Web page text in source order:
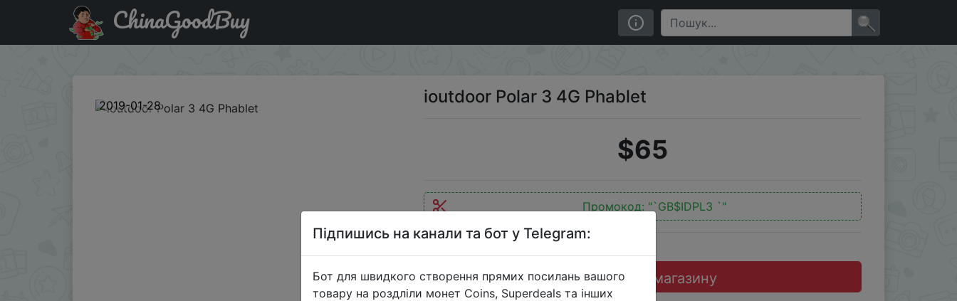
Промокод на знижку `GB$IDPL3 ` ioutdoor Polar 3 4G Phablet
ChinaGoodBuy
2019-01-28 ioutdoor Polar 3 4G Phablet
$65
Промокод: "`GB$IDPL3 `"
Перейти до магазину
Підпишись на канали та бот у Telegram:
Бот для швидкого створення прямих посилань вашого
товару на роздліли монет Coins, Superdeals та інших